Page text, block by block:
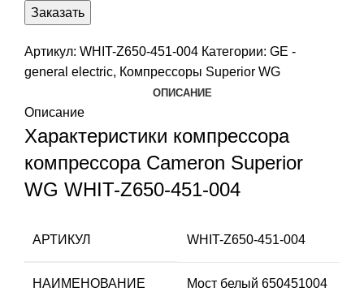
Заказать
Артикул: WHIT-Z650-451-004 Категории: GE -
general electric, Компрессоры Superior WG
ОПИСАНИЕ
Описание
Характеристики компрессора
компрессора Cameron Superior
WG WHIT-Z650-451-004
АРТИКУЛ WHIT-Z650-451-004
НАИМЕНОВАНИЕ Мост белый 650451004